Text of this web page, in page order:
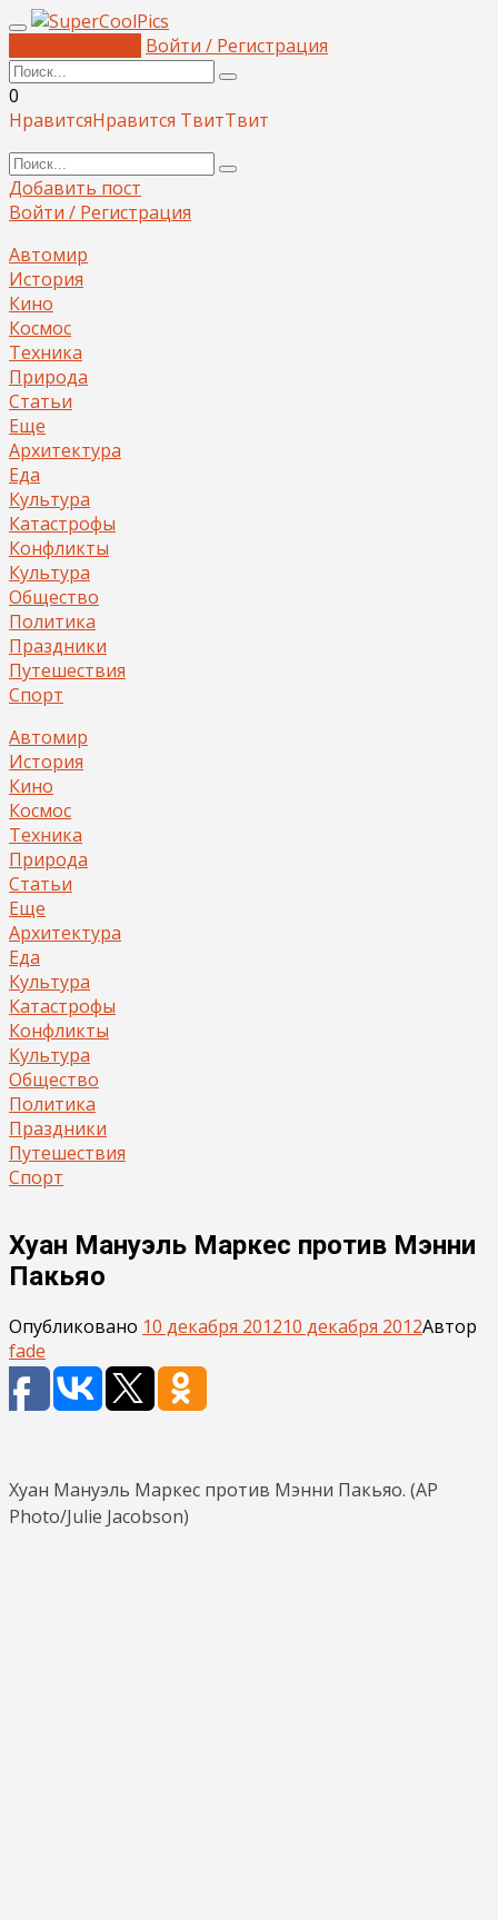
Войти / Регистрация
0
НравитсяНравится ТвитТвит
Добавить пост
Войти / Регистрация
Автомир
История
Кино
Космос
Техника
Природа
Статьи
Еще
Архитектура
Еда
Культура
Катастрофы
Конфликты
Культура
Общество
Политика
Праздники
Путешествия
Спорт
Автомир
История
Кино
Космос
Техника
Природа
Статьи
Еще
Архитектура
Еда
Культура
Катастрофы
Конфликты
Культура
Общество
Политика
Праздники
Путешествия
Спорт
Хуан Мануэль Маркес против Мэнни
Пакьяо
Опубликовано 10 декабря 201210 декабря 2012Автор
fade
Хуан Мануэль Маркес против Мэнни Пакьяо. (AP
Photo/Julie Jacobson)